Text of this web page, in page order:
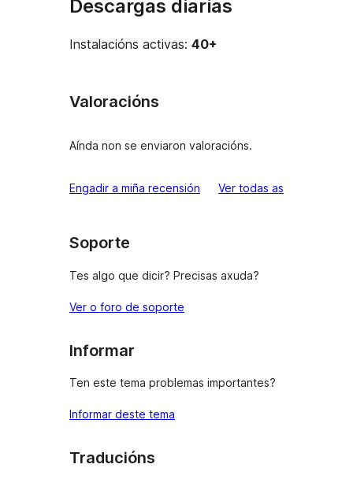
Descargas diarias
Instalacións activas: 40+
Valoracións
Aínda non se enviaron valoracións.
Engadir a miña recensión Ver todas as
Soporte
Tes algo que dicir? Precisas axuda?
Ver o foro de soporte
Informar
Ten este tema problemas importantes?
Informar deste tema
Traducións